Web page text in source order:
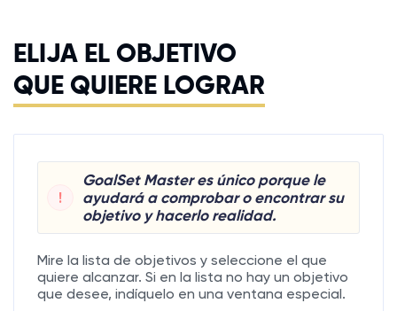
ELIJA EL OBJETIVO
QUE QUIERE LOGRAR
!
GoalSet Master es único porque le
ayudará a comprobar o encontrar su
objetivo y hacerlo realidad.
Mire la lista de objetivos y seleccione el que
quiere alcanzar. Si en la lista no hay un objetivo
que desee, indíquelo en una ventana especial.